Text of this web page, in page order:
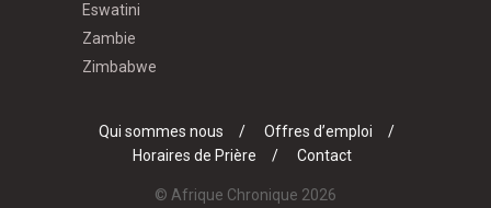
Eswatini
Zambie
Zimbabwe
Qui sommes nous
Offres d’emploi
Horaires de Prière
Contact
© Afrique Chronique 2026